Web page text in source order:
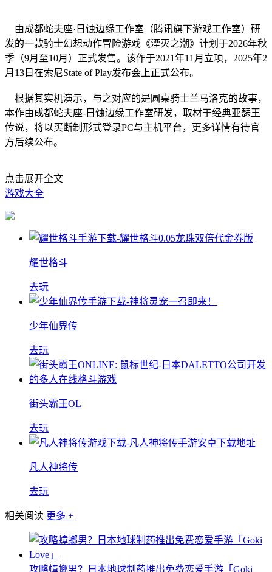
由成都蛇夫座·日蚀边缘工作室（腾讯旗下游戏工作室）研
发的一款骑士幻想动作冒险游戏《湮灭之潮》计划于2026年秋
季（9月至10月）正式发售。该作于2021年11月立项，2025年2
月13日在索尼State of Play发布会上正式公布。
根据其实机演示，与之对应的是圆桌骑士兰马洛克的故事，
本作由成都蛇夫座-日蚀边缘工作室研发，取材于经典亚瑟王
传说，将以买断制形式登录PC与主机平台，更多详情有待官
方后续公布。
点击展开全文
游戏大全
耀世格斗
去玩
少年仙界传
去玩
街头霸王OL
去玩
凡人神将传
去玩
相关阅读 更多 +
攻略蟑螂男？日本地球制药推出免费恋爱手游「Goki